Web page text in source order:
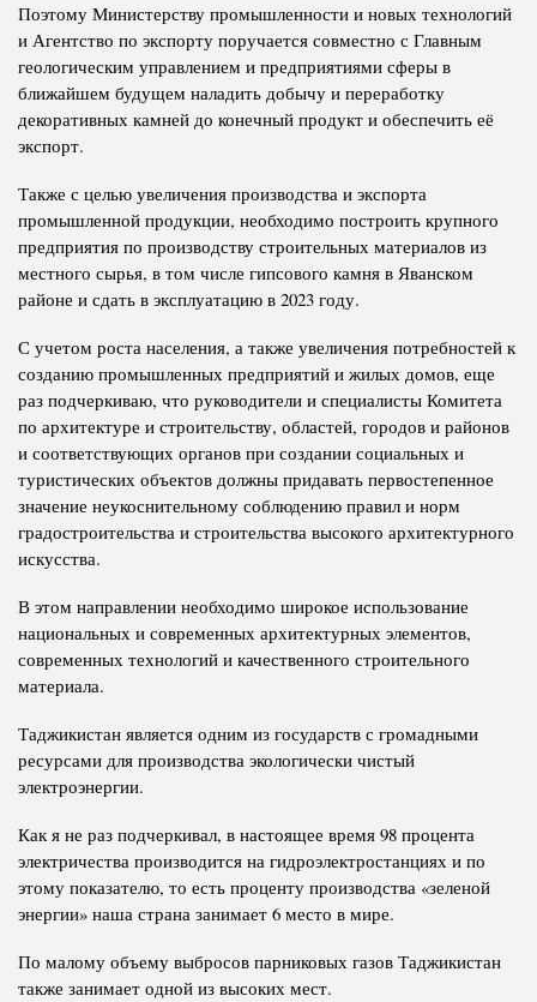
Поэтому Министерству промышленности и новых технологий
и Агентство по экспорту поручается совместно с Главным
геологическим управлением и предприятиями сферы в
ближайшем будущем наладить добычу и переработку
декоративных камней до конечный продукт и обеспечить её
экспорт.
Также с целью увеличения производства и экспорта
промышленной продукции, необходимо построить крупного
предприятия по производству строительных материалов из
местного сырья, в том числе гипсового камня в Яванском
районе и сдать в эксплуатацию в 2023 году.
С учетом роста населения, а также увеличения потребностей к
созданию промышленных предприятий и жилых домов, еще
раз подчеркиваю, что руководители и специалисты Комитета
по архитектуре и строительству, областей, городов и районов
и соответствующих органов при создании социальных и
туристических объектов должны придавать первостепенное
значение неукоснительному соблюдению правил и норм
градостроительства и строительства высокого архитектурного
искусства.
В этом направлении необходимо широкое использование
национальных и современных архитектурных элементов,
современных технологий и качественного строительного
материала.
Таджикистан является одним из государств с громадными
ресурсами для производства экологически чистый
электроэнергии.
Как я не раз подчеркивал, в настоящее время 98 процента
электричества производится на гидроэлектростанциях и по
этому показателю, то есть проценту производства «зеленой
энергии» наша страна занимает 6 место в мире.
По малому объему выбросов парниковых газов Таджикистан
также занимает одной из высоких мест.